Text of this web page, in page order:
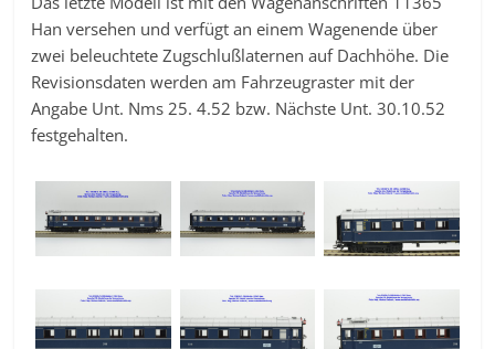
Han versehen und verfügt an einem Wagenende über
zwei beleuchtete Zugschlußlaternen auf Dachhöhe. Die
Revisionsdaten werden am Fahrzeugraster mit der
Angabe Unt. Nms 25. 4.52 bzw. Nächste Unt. 30.10.52
festgehalten.